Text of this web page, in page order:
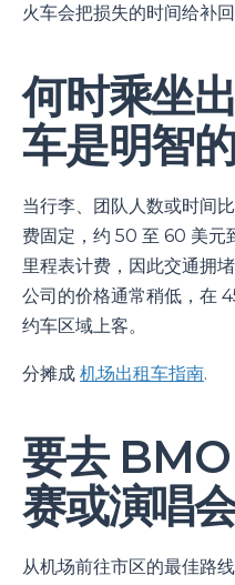
火车会把损失的时间给补回
何时乘坐
车是明智
当行李、团队人数或时间
费固定，约 50 至 60 美元
里程表计费，因此交通拥
公司的价格通常稍低，在
约车区域上客。
分摊成 机场出租车指南.
要去
赛或演唱
从机场前往市区的最佳路